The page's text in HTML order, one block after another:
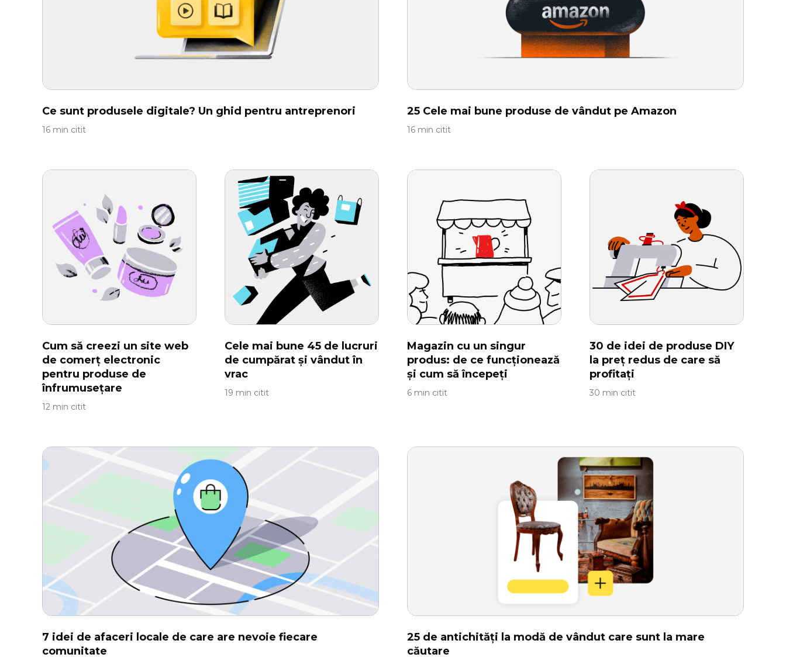
Ce sunt produsele digitale? Un ghid pentru antreprenori
16 min citit
25 Cele mai bune produse de vândut pe Amazon
16 min citit
Cum să creezi un site web
de comerț electronic
pentru produse de
înfrumusețare
12 min citit
Cele mai bune 45 de lucruri
de cumpărat și vândut în
vrac
19 min citit
Magazin cu un singur
produs: de ce funcționează
și cum să începeți
6 min citit
30 de idei de produse DIY
la preț redus de care să
profitați
30 min citit
7 idei de afaceri locale de care are nevoie fiecare
comunitate
25 de antichități la modă de vândut care sunt la mare
căutare